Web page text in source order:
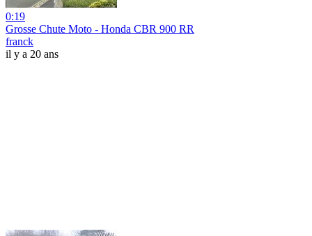
0:19
Grosse Chute Moto - Honda CBR 900 RR
franck
il y a 20 ans